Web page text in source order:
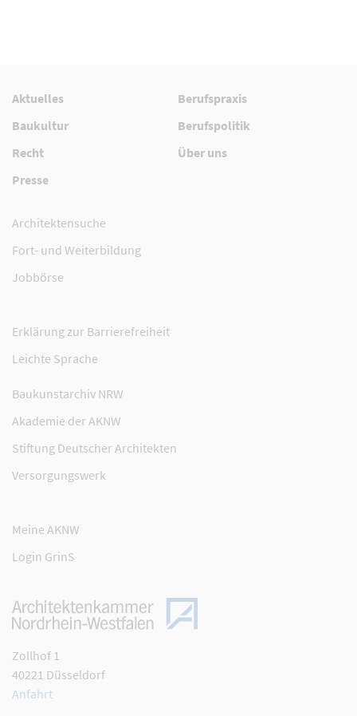
Aktuelles
Berufspraxis
Baukultur
Berufspolitik
Recht
Über uns
Presse
Architektensuche
Fort- und Weiterbildung
Jobbörse
Erklärung zur Barrierefreiheit
Leichte Sprache
Baukunstarchiv NRW
Akademie der AKNW
Stiftung Deutscher Architekten
Versorgungswerk
Meine AKNW
Login GrinS
Zollhof 1
40221 Düsseldorf
Anfahrt